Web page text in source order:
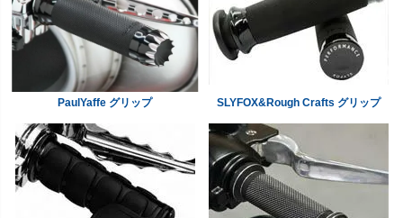
PaulYaffe グリップ SLYFOX&Rough Crafts グリップ